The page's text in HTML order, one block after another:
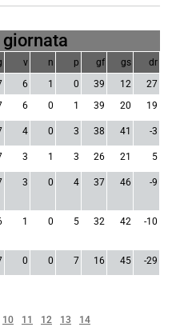
v n p gf gs
dr
6 1 0 39 12
27
6 0 1 39 20 19
4 0 3 38 41 -3
3 1 3 26 21 5
3 0 4 37 46 -9
1 0 5 32 42 -10
0 0 7 16 45 -29
10 11 12 13 14